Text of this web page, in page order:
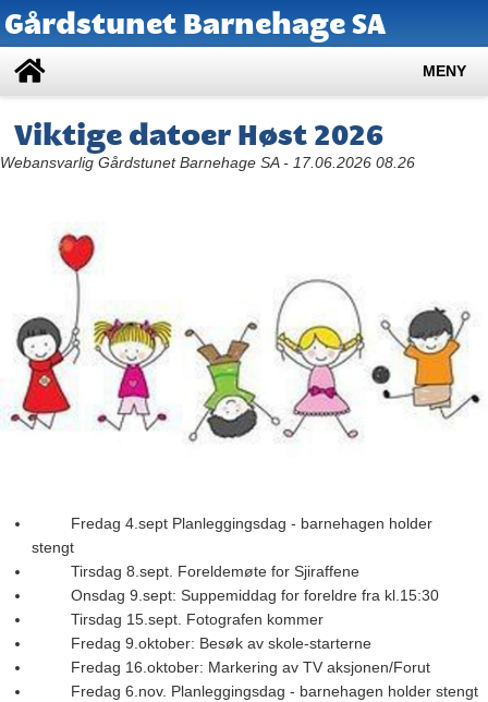
Gårdstunet Barnehage SA
MENY
Viktige datoer Høst 2026
Webansvarlig Gårdstunet Barnehage SA - 17.06.2026 08.26
Fredag 4.sept Planleggingsdag - barnehagen holder
stengt
Tirsdag 8.sept. Foreldemøte for Sjiraffene
Onsdag 9.sept: Suppemiddag for foreldre fra kl.15:30
Tirsdag 15.sept. Fotografen kommer
Fredag 9.oktober: Besøk av skole-starterne
Fredag 16.oktober: Markering av TV aksjonen/Forut
Fredag 6.nov. Planleggingsdag - barnehagen holder stengt